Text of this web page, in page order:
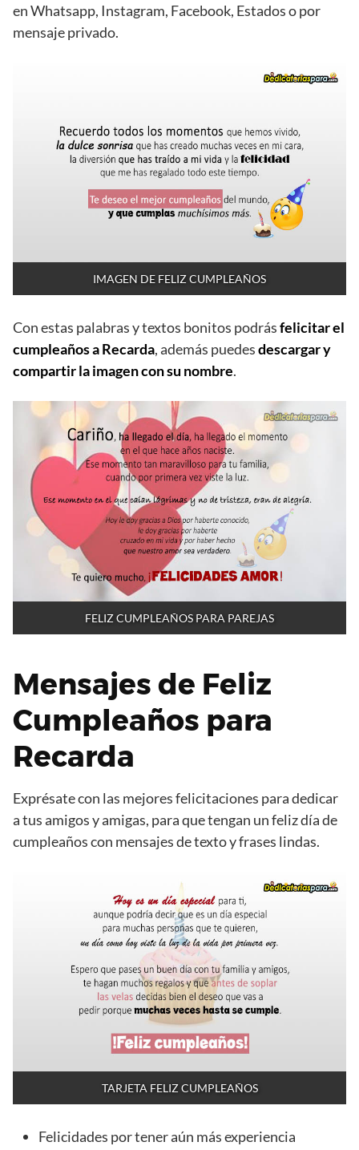
en Whatsapp, Instagram, Facebook, Estados o por
mensaje privado.
IMAGEN DE FELIZ CUMPLEAÑOS
Con estas palabras y textos bonitos podrásfelicitar el
cumpleaños a Recarda, además puedesdescargar y
compartir la imagen con su nombre.
FELIZ CUMPLEAÑOS PARA PAREJAS
Mensajes de Feliz
Cumpleaños para
Recarda
Exprésate con las mejores felicitaciones para dedicar
a tus amigos y amigas, para que tengan un feliz día de
cumpleaños con mensajes de texto y frases lindas.
TARJETA FELIZ CUMPLEAÑOS
Felicidades por tener aún más experiencia